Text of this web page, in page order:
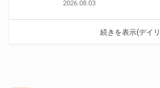
2026.08.03
続きを表示(デイ